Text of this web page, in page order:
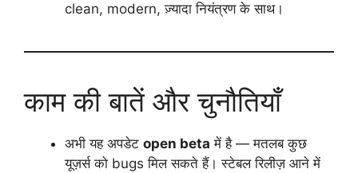
clean, modern, ज़्यादा नियंत्रण के साथ।
काम की बातें और चुनौतियाँ
अभी यह अपडेट open beta में है — मतलब कुछ
यूज़र्स को bugs मिल सकते हैं। स्टेबल रिलीज़ आने में